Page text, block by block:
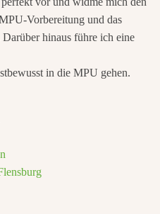
Vorbereitung und das
hinaus führe ich eine
in die MPU gehen.